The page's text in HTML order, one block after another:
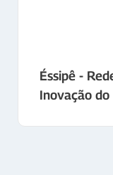
Éssipê -
Inovação